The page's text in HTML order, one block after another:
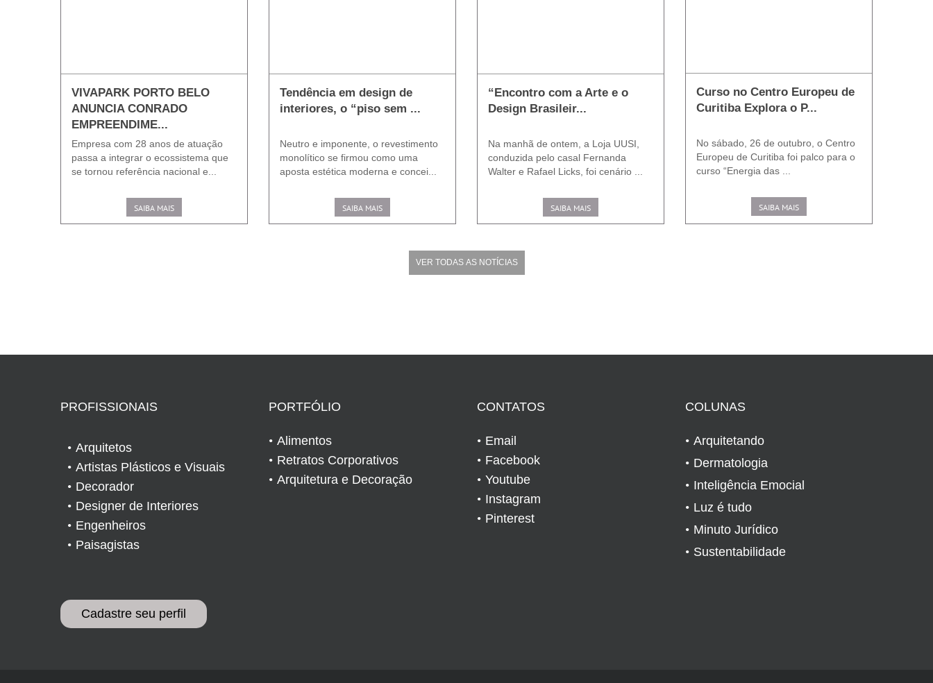
VIVAPARK PORTO BELO
ANUNCIA CONRADO
EMPREENDIME...
Empresa com 28 anos de atuação
passa a integrar o ecossistema que
se tornou referência nacional e...
SAIBA MAIS
Tendência em design de
interiores, o “piso sem ...
Neutro e imponente, o revestimento
monolítico se firmou como uma
aposta estética moderna e concei...
SAIBA MAIS
“Encontro com a Arte e o
Design Brasileir...
Na manhã de ontem, a Loja UUSI,
conduzida pelo casal Fernanda
Walter e Rafael Licks, foi cenário ...
SAIBA MAIS
Curso no Centro Europeu de
Curitiba Explora o P...
No sábado, 26 de outubro, o Centro
Europeu de Curitiba foi palco para o
curso “Energia das ...
SAIBA MAIS
VER TODAS AS NOTÍCIAS
PROFISSIONAIS
Arquitetos
Artistas Plásticos e Visuais
Decorador
Designer de Interiores
Engenheiros
Paisagistas
Cadastre seu perfil
PORTFÓLIO
Alimentos
Retratos Corporativos
Arquitetura e Decoração
CONTATOS
Email
Facebook
Youtube
Instagram
Pinterest
COLUNAS
Arquitetando
Dermatologia
Inteligência Emocial
Luz é tudo
Minuto Jurídico
Sustentabilidade